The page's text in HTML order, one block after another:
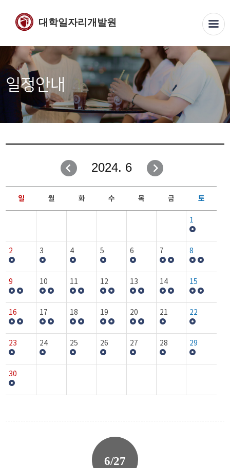
대학일자리개발원
일정안내
2024. 6
일 월 화 수 목 금 토
1
2 3 4 5 6 7 8
9 10 11 12 13 14 15
16 17 18 19 20 21 22
23 24 25 26 27 28 29
30
6/27